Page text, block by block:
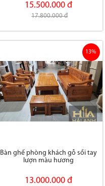
15.500.000 đ
17.800.000 đ
Bàn ghế phòng khách gỗ sồi tay
lượn màu hương
13.000.000 đ
13%